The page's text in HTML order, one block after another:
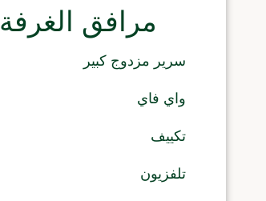
مرافق الغرفة
سرير مزدوج كبير
واي فاي
تكييف
تلفزيون